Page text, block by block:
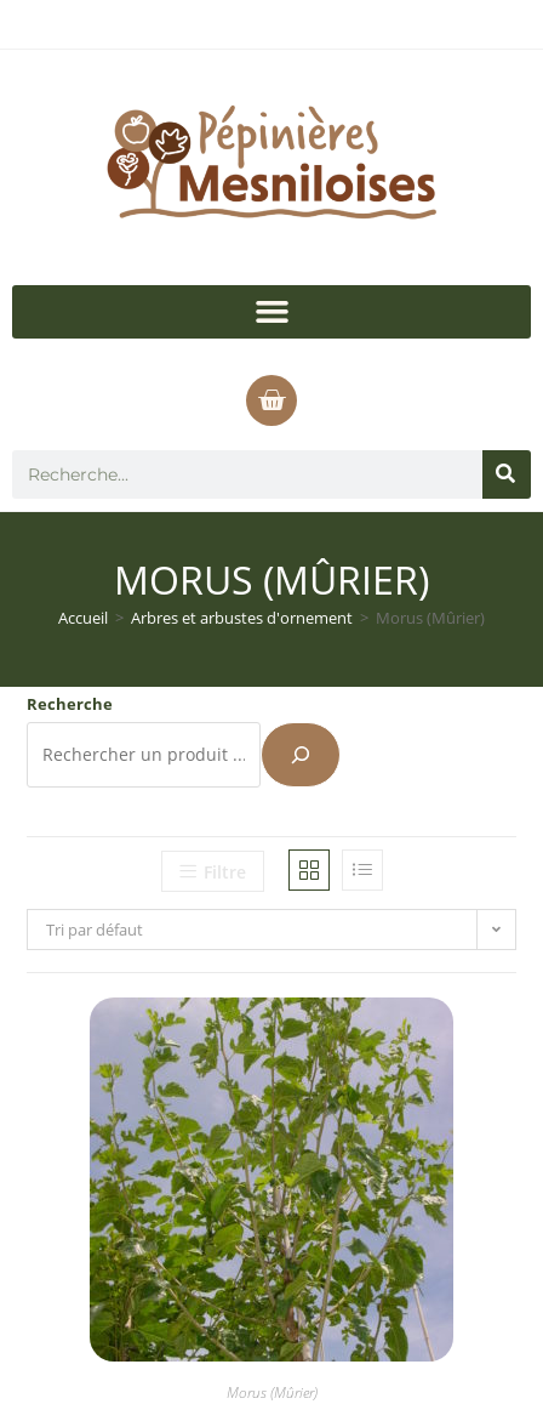
MORUS (MÛRIER)
Accueil > Arbres et arbustes d'ornement > Morus (Mûrier)
Recherche
Filtre
Tri par défaut
Morus (Mûrier)